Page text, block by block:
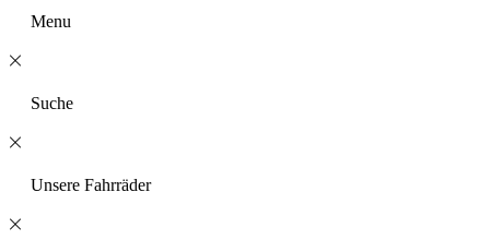
Menu
Suche
Unsere Fahrräder